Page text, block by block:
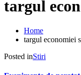
targul
Home
targul economiei
Posted inStiri